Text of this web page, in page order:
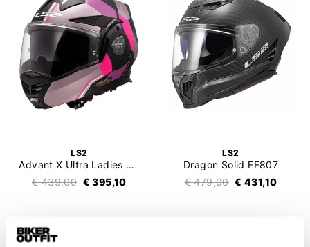
LS2
Advant X Ultra Ladies FF901
€ 439,00 € 395,10
LS2
Dragon Solid FF807
€ 479,00 € 431,10